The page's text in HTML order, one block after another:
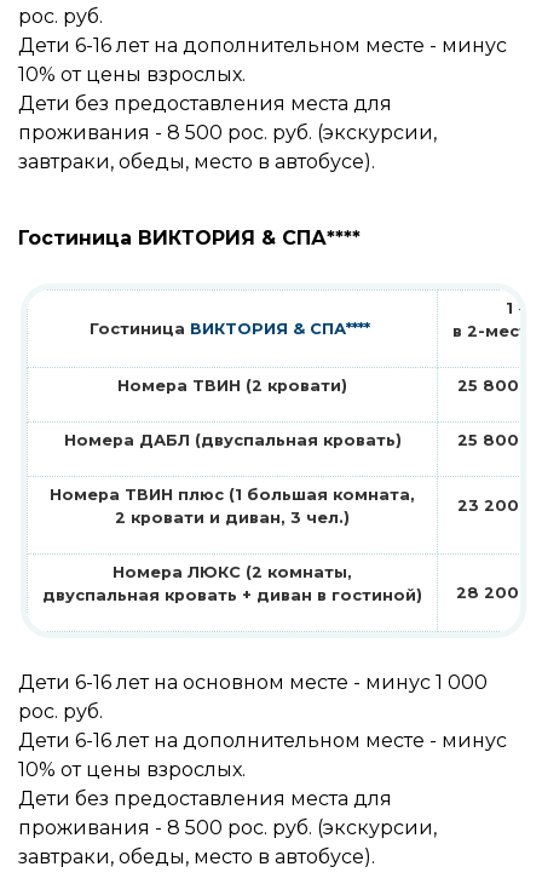
рос. руб.
Дети 6-16 лет на дополнительном месте - минус
10% от цены взрослых.
Дети без предоставления места для
проживания - 8 500 рос. руб. (экскурсии,
завтраки, обеды, место в автобусе).
Гостиница ВИКТОРИЯ & СПА****
Гостиница ВИКТОРИЯ & СПА****
1
в 2-мест.
Номера ТВИН (2 кровати) 25 800
Номера ДАБЛ (двуспальная кровать) 25 800
Номера ТВИН плюс (1 большая комната,
2 кровати и диван, 3 чел.)
23 200
Номера ЛЮКС (2 комнаты,
двуспальная кровать + диван в гостиной)
28 200
Дети 6-16 лет на основном месте - минус 1 000
рос. руб.
Дети 6-16 лет на дополнительном месте - минус
10% от цены взрослых.
Дети без предоставления места для
проживания - 8 500 рос. руб. (экскурсии,
завтраки, обеды, место в автобусе).